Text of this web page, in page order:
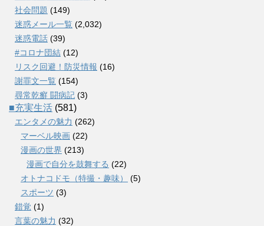
社会問題 (149)
迷惑メール一覧 (2,032)
迷惑電話 (39)
#コロナ団結 (12)
リスク回避！防災情報 (16)
謝罪文一覧 (154)
尋常乾癬 闘病記 (3)
■充実生活 (581)
エンタメの魅力 (262)
マーベル映画 (22)
漫画の世界 (213)
漫画で自分を鼓舞する (22)
オトナコドモ（特撮・趣味）
(5)
スポーツ (3)
錯覚 (1)
言葉の魅力 (32)